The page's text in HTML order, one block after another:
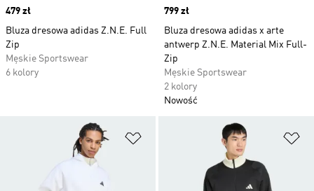
Price
479 zł
Bluza dresowa adidas Z.N.E. Full
Zip
Męskie Sportswear
6 kolory
Price
799 zł
Bluza dresowa adidas x arte
antwerp Z.N.E. Material Mix Full-
Zip
Męskie Sportswear
2 kolory
Nowość
Dodaj do listy życzeń